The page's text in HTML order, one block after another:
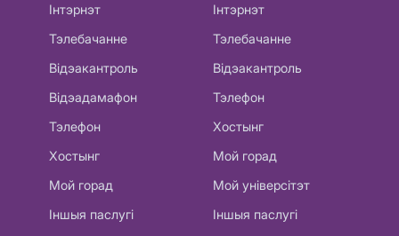
Інтэрнэт
Тэлебачанне
Відэакантроль
Відэадамафон
Тэлефон
Хостынг
Мой горад
Іншыя паслугі
Інтэрнэт
Тэлебачанне
Відэакантроль
Тэлефон
Хостынг
Мой горад
Мой універсітэт
Іншыя паслугі